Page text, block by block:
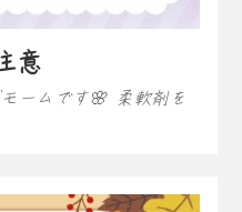
意
ームです🌸 柔軟剤を